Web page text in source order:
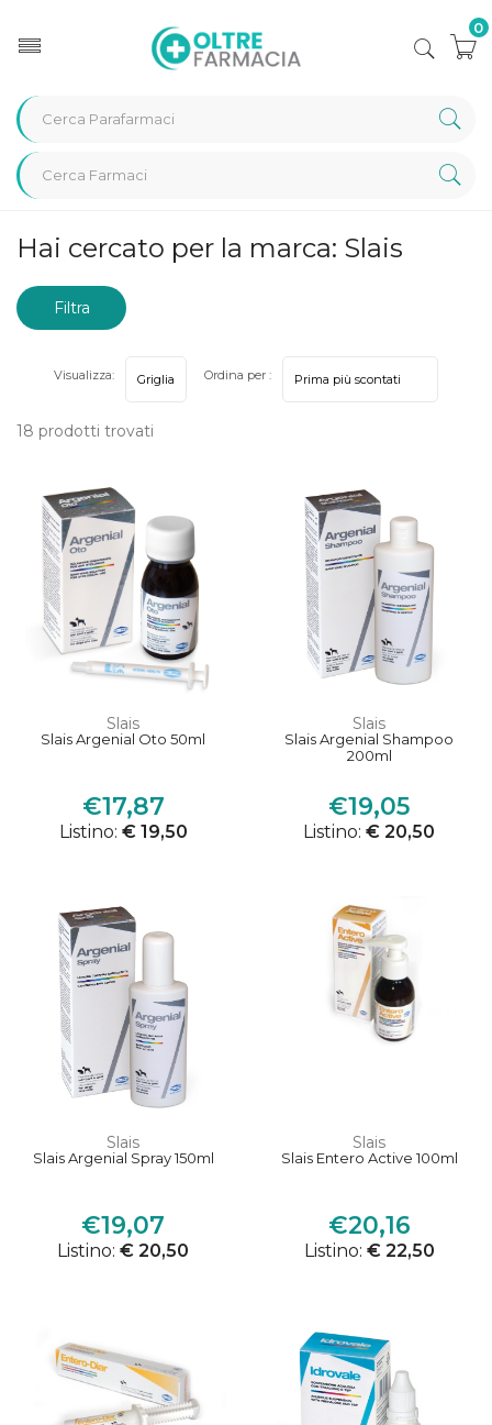
0
Home Marche parafarmaci Slais
Hai cercato per la marca: Slais
Filtra
18 prodotti trovati
Visualizza: Ordina per :
Slais
Slais Argenial Oto 50ml
€17,87
Listino: € 19,50
Slais
Slais Argenial Shampoo
200ml
€19,05
Listino: € 20,50
Slais
Slais Argenial Spray 150ml
€19,07
Listino: € 20,50
Slais
Slais Entero Active 100ml
€20,16
Listino: € 22,50